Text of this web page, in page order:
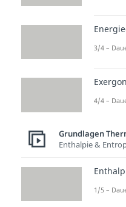
3/4 –
4/4 –
Grundlagen
Enthalpie &
1/5 –